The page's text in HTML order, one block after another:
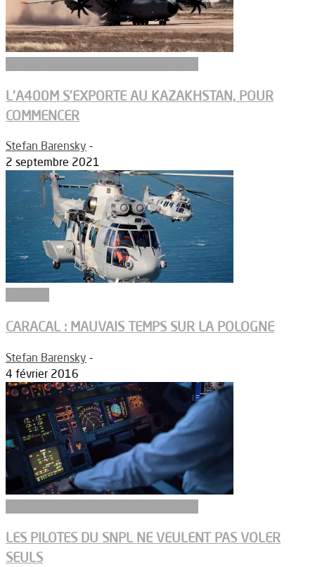
L’A400M S’EXPORTE AU KAZAKHSTAN, POUR
COMMENCER
Stefan Barensky -
2 septembre 2021
CARACAL : MAUVAIS TEMPS SUR LA POLOGNE
Stefan Barensky -
4 février 2016
LES PILOTES DU SNPL NE VEULENT PAS VOLER
SEULS